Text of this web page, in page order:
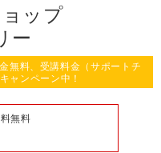
ップ
ー
料、受講料金（サポートチ
ャンペーン中！
無料